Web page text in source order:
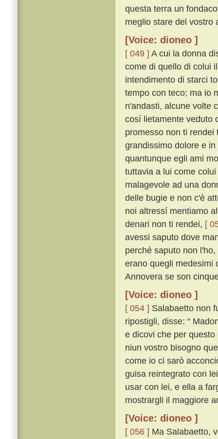
questa terra un
meglio stare del vostro
[Voice: dioneo ]
[ 049 ] A cui la donna
come di quello di colui
intendimento di starci
tempo con teco; ma io
n'andasti, alcune volte
cosí lietamente veduto
promesso non ti
grandissimo dolore e
quantunque egli ami
tuttavia a lui come
malagevole ad una
delle bugie e non c'è
noi altressí mentiamo
denari non ti rendei, [
avessi saputo dove
perché saputo non
erano quegli medesimi
Annovera se son
[Voice: dioneo ]
[ 054 ] Salabaetto non
ripostigli, disse: “
e dicovi che per
niun vostro bisogno
come io ci sarò
guisa reintegrato con
usar con lei, e ella a
mostrargli il maggiore
[Voice: dioneo ]
[ 056 ] Ma Salabaetto,